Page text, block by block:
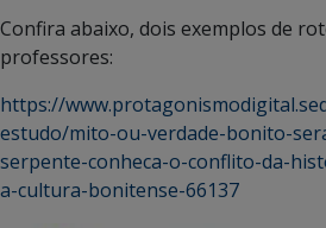
Confira abaixo, dois exemplos de
professores:
https://
estudo/mito-ou-verdade-bonito-
serpente-conheca-o-conflito-da-
a-cultura-bonitense-66137